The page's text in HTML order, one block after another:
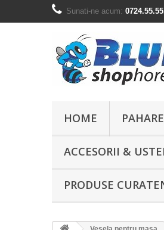
Sunati-ne acum:
HOME
ACCESORII &
PRODUSE